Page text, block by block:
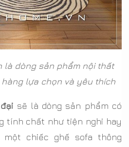
dòng sản phẩm nội thất
lựa chọn và yêu thích
sẽ là dòng sản phẩm có
tính chất như tiện nghi hay
chiếc ghế sofa thông